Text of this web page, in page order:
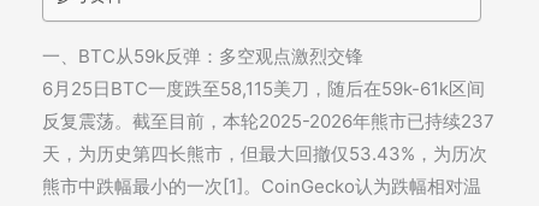
一、BTC从59k反弹：多空观点激烈交锋
6月25日BTC一度跌至58,115美刀，随后在59k-61k区间
反复震荡。截至目前，本轮2025-2026年熊市已持续237
天，为历史第四长熊市，但最大回撤仅53.43%，为历次
熊市中跌幅最小的一次[1]。CoinGecko认为跌幅相对温